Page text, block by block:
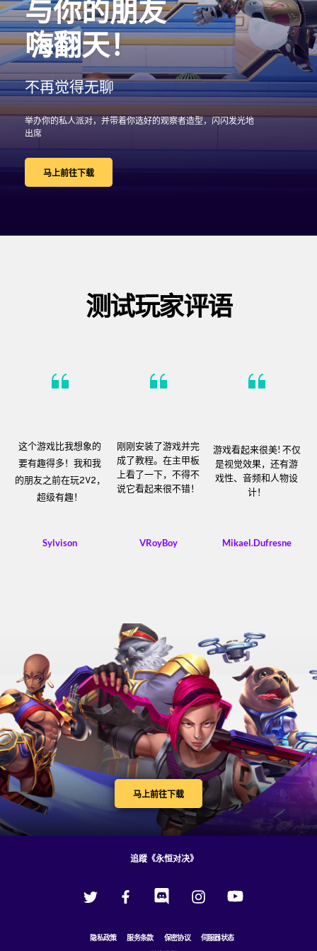
与你的朋友
嗨翻天！
不再觉得无聊
举办你的私人派对，并带着你选好的观察者造型，闪闪发光地
出席
马上前往下载
测试玩家评语
这个游戏比我想象的
要有趣得多！我和我
的朋友之前在玩2V2，
超级有趣！
刚刚安装了游戏并完
成了教程。在主甲板
上看了一下，不得不
说它看起来很不错！
游戏看起来很美! 不仅
是视觉效果，还有游
戏性、音频和人物设
计！
Sylvison VRoyBoy Mikael.Dufresne
马上前往下载
追蹤《永恒对决》
隐私政策 服务条款 保密协议 伺服器状态